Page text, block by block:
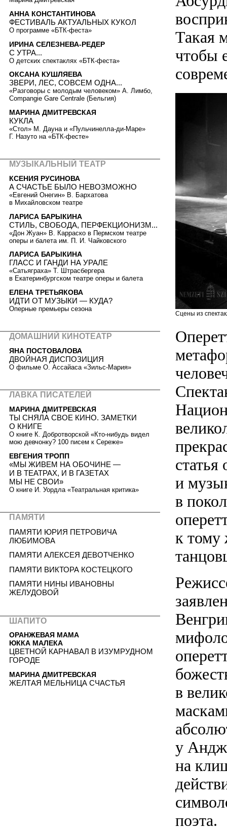
Такая
чтобы
Сцены из
статья
и
в
к тому
в
у
на
поэта.
АННА КОНСТАНТИНОВА
ФЕСТИВАЛЬ АКТУАЛЬНЫХ КУКОЛ
О программе «БТК-феста»
ИРИНА СЕЛЕЗНЕВА-РЕДЕР
С УТРА...
О детских спектаклях «БТК-феста»
ОКСАНА КУШЛЯЕВА
ЗВЕРИ, ЛЕС, СОВСЕМ ОДНА...
«Разговоры с молодым человеком» А. Лимбо,
Compangie Gare Centrale (Бельгия)
МАРИНА ДМИТРЕВСКАЯ
КУКЛА
«Стол» М. Дауна и «Пульчинелла-ди-Маре»
Г. Назуто на «БТК-фесте»
МУЗЫКАЛЬНЫЙ ТЕАТР
КСЕНИЯ РУСИНОВА
А СЧАСТЬЕ БЫЛО НЕВОЗМОЖНО
«Евгений Онегин» В. Бархатова
в Михайловском театре
ЛАРИСА БАРЫКИНА
СТИЛЬ, СВОБОДА, ПЕРФЕКЦИОНИЗМ...
«Дон Жуан» В. Карраско в Пермском театре
оперы и балета им. П. И. Чайковского
ЛАРИСА БАРЫКИНА
ГЛАСС И ГАНДИ НА УРАЛЕ
«Сатьяграха» Т. Штрасбергера
в Екатеринбургском театре оперы и балета
ЕЛЕНА ТРЕТЬЯКОВА
ИДТИ ОТ МУЗЫКИ — КУДА?
Оперные премьеры сезона
ДОМАШНИЙ КИНОТЕАТР
ЯНА ПОСТОВАЛОВА
ДВОЙНАЯ ДИСПОЗИЦИЯ
О фильме О. Ассайаса «Зильс-Мария»
ЛАВКА ПИСАТЕЛЕЙ
МАРИНА ДМИТРЕВСКАЯ
ТЫ СНЯЛА СВОЕ КИНО. ЗАМЕТКИ
О КНИГЕ
О книге К. Добротворской «Кто-нибудь видел
мою девчонку? 100 писем к Сереже»
ЕВГЕНИЯ ТРОПП
«МЫ ЖИВЕМ НА ОБОЧИНЕ —
И В ТЕАТРАХ, И В ГАЗЕТАХ
МЫ НЕ СВОИ»
О книге И. Уордла «Театральная критика»
ПАМЯТИ
ПАМЯТИ ЮРИЯ ПЕТРОВИЧА
ЛЮБИМОВА
ПАМЯТИ АЛЕКСЕЯ ДЕВОТЧЕНКО
ПАМЯТИ ВИКТОРА КОСТЕЦКОГО
ПАМЯТИ НИНЫ ИВАНОВНЫ
ЖЕЛУДОВОЙ
ШАПИТО
ОРАНЖЕВАЯ МАМА
ЮККА МАЛЕКА
ЦВЕТНОЙ КАРНАВАЛ В ИЗУМРУДНОМ
ГОРОДЕ
МАРИНА ДМИТРЕВСКАЯ
ЖЕЛТАЯ МЕЛЬНИЦА СЧАСТЬЯ